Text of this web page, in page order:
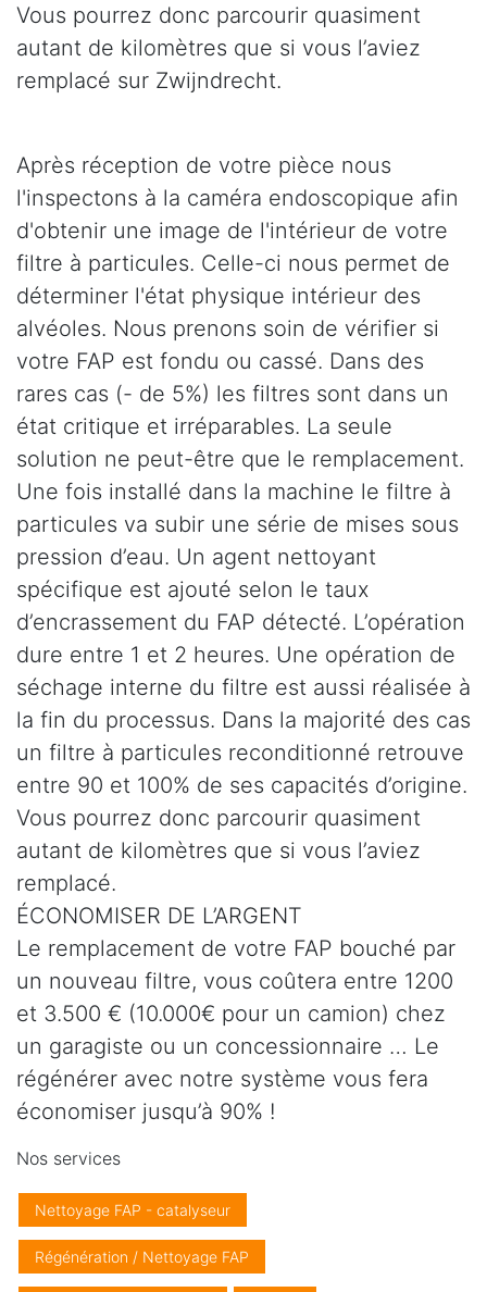
Vous pourrez donc parcourir quasiment
autant de kilomètres que si vous l’aviez
remplacé sur Zwijndrecht.
Après réception de votre pièce nous
l'inspectons à la caméra endoscopique afin
d'obtenir une image de l'intérieur de votre
filtre à particules. Celle-ci nous permet de
déterminer l'état physique intérieur des
alvéoles. Nous prenons soin de vérifier si
votre FAP est fondu ou cassé. Dans des
rares cas (- de 5%) les filtres sont dans un
état critique et irréparables. La seule
solution ne peut-être que le remplacement.
Une fois installé dans la machine le filtre à
particules va subir une série de mises sous
pression d’eau. Un agent nettoyant
spécifique est ajouté selon le taux
d’encrassement du FAP détecté. L’opération
dure entre 1 et 2 heures. Une opération de
séchage interne du filtre est aussi réalisée à
la fin du processus. Dans la majorité des cas
un filtre à particules reconditionné retrouve
entre 90 et 100% de ses capacités d’origine.
Vous pourrez donc parcourir quasiment
autant de kilomètres que si vous l’aviez
remplacé.
ÉCONOMISER DE L’ARGENT
Le remplacement de votre FAP bouché par
un nouveau filtre, vous coûtera entre 1200
et 3.500 € (10.000€ pour un camion) chez
un garagiste ou un concessionnaire … Le
régénérer avec notre système vous fera
économiser jusqu’à 90% !
Nos services
Nettoyage FAP - catalyseur
Régénération / Nettoyage FAP